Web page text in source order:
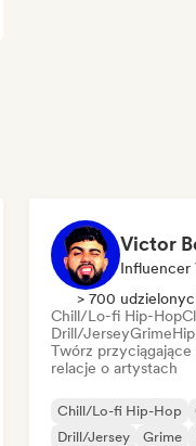
Victor
> 700
Chill/Lo-fi Hip-Hop
Drill/JerseyGrime
Twórz
relacje o artystach
Chill/Lo-fi Hip-Hop
Drill/Jersey
Grime